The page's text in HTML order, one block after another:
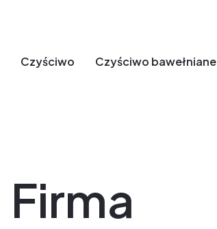
Czyściwo Czyściwo bawełniane
Firma